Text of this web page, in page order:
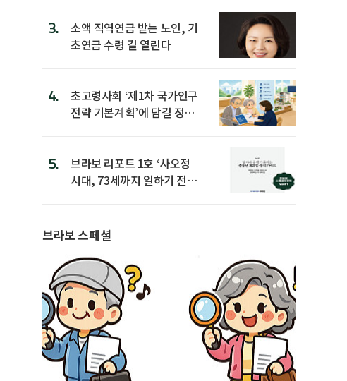
3.
소액 직역연금 받는 노인, 기
초연금 수령 길 열린다
4.
초고령사회 ‘제1차 국가인구
전략 기본계획’에 담길 정책
5.
브라보 리포트 1호 ‘사오정
시대, 73세까지 일하기 전략’
브라보 스페셜